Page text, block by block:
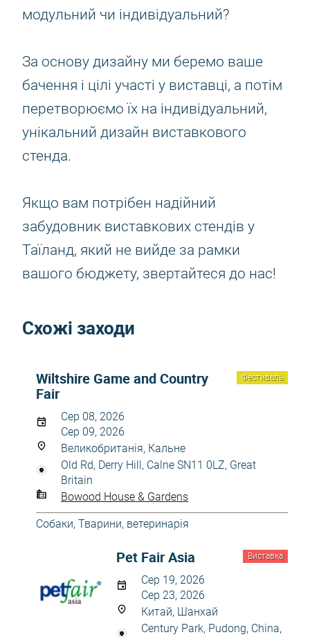
модульний чи індивідуальний?
За основу дизайну ми беремо ваше
бачення і цілі участі у виставці, а потім
перетворюємо їх на індивідуальний,
унікальний дизайн виставкового
стенда.
Якщо вам потрібен надійний
забудовник виставкових стендів у
Таїланд, який не вийде за рамки
вашого бюджету, звертайтеся до нас!
Схожі заходи
Фестиваль
Wiltshire Game and Country
Fair
Сер 08, 2026
Сер 09, 2026
Великобританія, Кальне
Old Rd, Derry Hill, Calne SN11 0LZ, Great
Britain
Bowood House & Gardens
Собаки, Тварини, ветеринарія
Виставка
Pet Fair Asia
Сер 19, 2026
Сер 23, 2026
Китай, Шанхай
Century Park, Pudong, China,